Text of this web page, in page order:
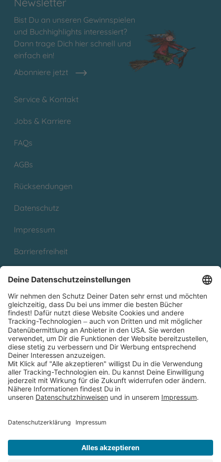
Bist Du an unseren Gewinnspielen
und Buchhighlights interessiert?
Dann trage Dich hier schnell und
einfach ein!
Abonniere jetzt
Service & Kontakt
Jobs & Karriere
FAQs
AGBs
Rücksendungen
Datenschutz
Impressum
Barrierefreiheit
Partnerprogramm (Affiliate)
Folge uns auf
* Versandkostenfrei ab 9,00 € Bestellwert innerhalb
Deutschlands
** Lieferzeit 1-3 Werktage innerhalb Deutschlands
Thienemann-Esslinger Verlag GmbH, Blumenstraße 36, D-70182